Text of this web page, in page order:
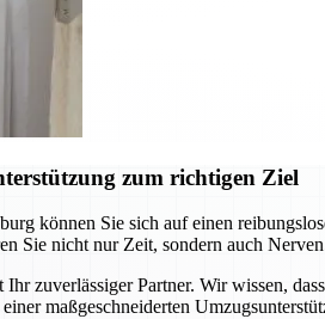
zum richtigen Ziel
können Sie sich auf einen
Sie nicht nur Zeit, sondern auch
zuverlässiger Partner. Wir wissen,
maßgeschneiderten